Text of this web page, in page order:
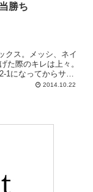
勝ち
クス。メッシ、ネイ
た際のキレは上々。
1になってからサン
2014.10.22